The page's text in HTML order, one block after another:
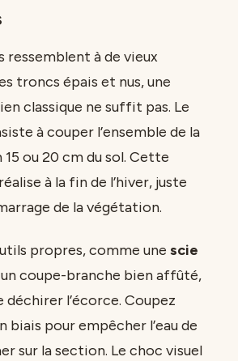
ressemblent à de vieux
troncs épais et nus, une
classique ne suffit pas. Le
à couper l’ensemble de la
15 ou 20 cm du sol. Cette
à la fin de l’hiver, juste
de la végétation.
propres, comme une scie
coupe-branche bien affûté,
l’écorce. Coupez
biais pour empêcher l’eau de
sur la section. Le choc visuel